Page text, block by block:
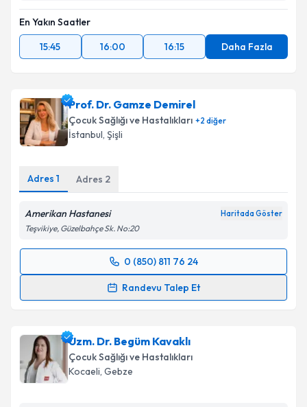
En Yakın Saatler
15:45
16:00 16:15 Daha Fazla
Prof. Dr. Gamze Demirel
Çocuk Sağlığı ve Hastalıkları +2 diğer
İstanbul, Şişli
Adres 1 Adres 2
Amerikan Hastanesi Haritada Göster
Teşvikiye, Güzelbahçe Sk. No:20
0 (850) 811 76 24
Randevu Talep Et
Randevu Takvimi Talebi
takvim hazırlandığında e-posta ile bilgilendireceğiz.
E-posta Adresiniz
Uzm. Dr. Begüm Kavaklı
Çocuk Sağlığı ve Hastalıkları
Kocaeli, Gebze